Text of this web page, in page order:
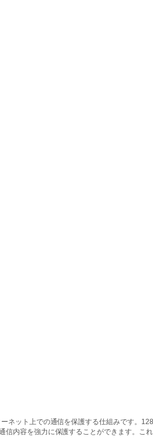
ット上での通信を保護する仕組みです。
内容を強力に保護することができます。こ